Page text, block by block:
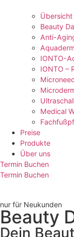
Beauty
Anti-
IONTO-
IONTO –
Medical
Preise
Produkte
Über uns
Termin Buchen
Termin Buchen
nur für Neukunden
Beauty
Dein